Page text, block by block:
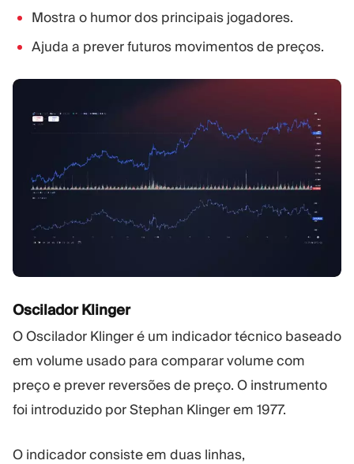
Mostra o humor dos principais jogadores.
Ajuda a prever futuros movimentos de preços.
Oscilador Klinger
O Oscilador Klinger é um indicador técnico baseado
em volume usado para comparar volume com
preço e prever reversões de preço. O instrumento
foi introduzido por Stephan Klinger em 1977.
O indicador consiste em duas linhas,